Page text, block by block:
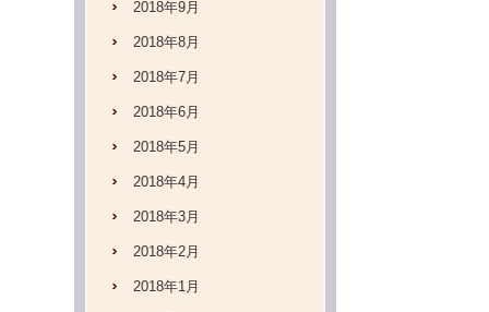
2018年9月
2018年8月
2018年7月
2018年6月
2018年5月
2018年4月
2018年3月
2018年2月
2018年1月